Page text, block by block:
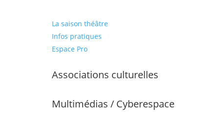
La saison théâtre
Infos pratiques
Espace Pro
Associations culturelles
Multimédias / Cyberespace